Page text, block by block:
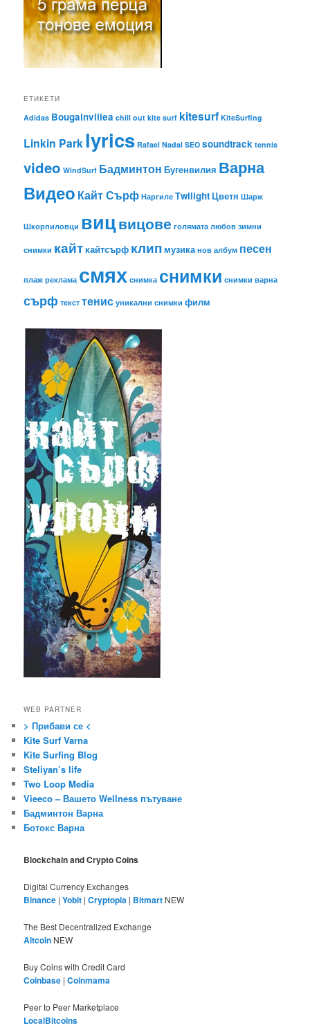
ЕТИКЕТИ
Adidas Bougainvillea chill out kite surf kitesurf KiteSurfing
Linkin Parklyrics Rafael Nadal SEO soundtrack tennis
video WindSurf Бадминтон Бугенвилия Варна
Видео Кайт Сърф Наргиле ТwilightЦветя Шарж
Шкорпиловци вицвицове голямата любов зимни
снимки кайт кайтсърф клип музика нов албум песен
плаж реклама смях снимка снимки снимки варна
сърф текст тенис уникални снимки филм
WEB PARTNER
> Прибави се <
Kite Surf Varna
Kite Surfing Blog
Steliyan’s life
Two Loop Media
Vieeco – Вашето Wellness пътуване
Бадминтон Варна
Ботокс Варна
Blockchain and Crypto Coins
Digital Currency Exchanges
Binance |Yobit |Cryptopia | Bitmart NEW
The Best Decentralized Exchange
Altcoin NEW
Buy Coins with Credit Card
Coinbase |Coinmama
Peer to Peer Marketplace
LocalBitcoins